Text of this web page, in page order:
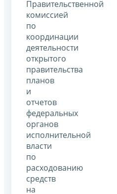
Правительственной
комиссией
по
координации
деятельности
открытого
правительства
планов
и
отчетов
федеральных
органов
исполнительной
власти
по
расходованию
средств
на